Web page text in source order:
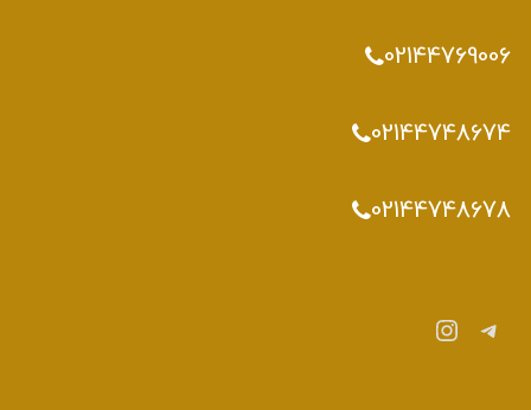
02144769006
02144748674
02144748678
تلگراماینستاگرم